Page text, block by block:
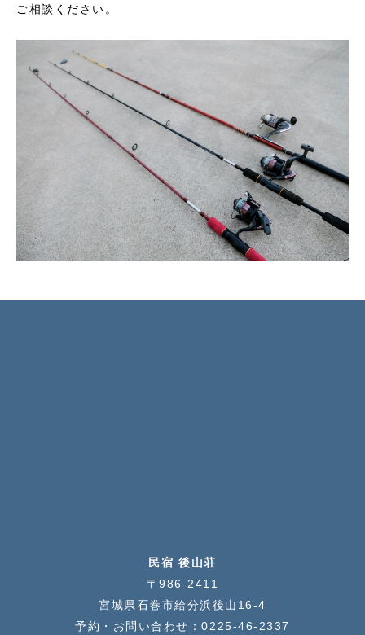
ご相談ください。
民宿 後山荘
〒986-2411
宮城県石巻市給分浜後山16-4
予約・お問い合わせ：0225-46-2337